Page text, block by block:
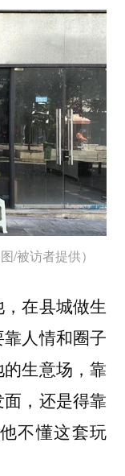
/被访者提供）
在县城做生
人情和圈子
生意场，靠
，还是得靠
不懂这套玩